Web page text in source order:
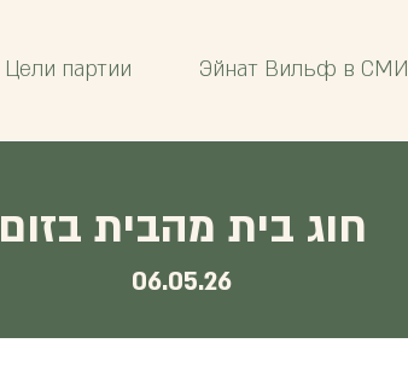
Цели партии Эйнат Вильф в СМИ
חוג בית מהבית בזום
06.05.26